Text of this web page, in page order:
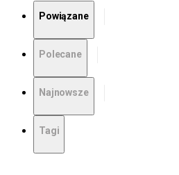
Powiązane
Polecane
Najnowsze
Tagi